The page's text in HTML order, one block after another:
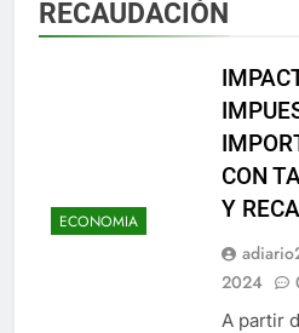
RECAUDACIÓN
ECONOMIA
CON
Y
2024
A partir